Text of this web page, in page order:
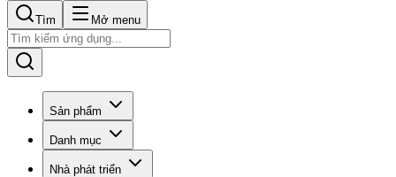
Tìm Mở menu
Sản phẩm
Danh mục
Nhà phát triển